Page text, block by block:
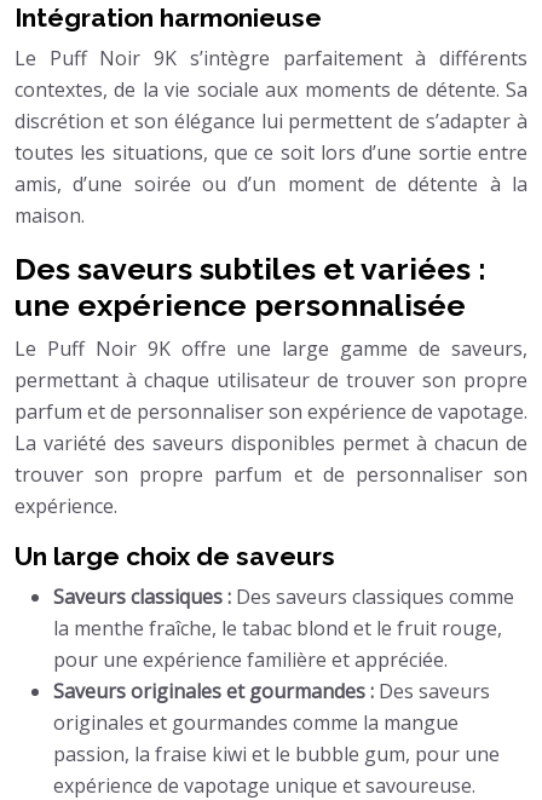
Intégration harmonieuse
Le Puff Noir 9K s’intègre parfaitement à différents
contextes, de la vie sociale aux moments de détente. Sa
discrétion et son élégance lui permettent de s’adapter à
toutes les situations, que ce soit lors d’une sortie entre
amis, d’une soirée ou d’un moment de détente à la
maison.
Des saveurs subtiles et variées :
une expérience personnalisée
Le Puff Noir 9K offre une large gamme de saveurs,
permettant à chaque utilisateur de trouver son propre
parfum et de personnaliser son expérience de vapotage.
La variété des saveurs disponibles permet à chacun de
trouver son propre parfum et de personnaliser son
expérience.
Un large choix de saveurs
Saveurs classiques : Des saveurs classiques comme
la menthe fraîche, le tabac blond et le fruit rouge,
pour une expérience familière et appréciée.
Saveurs originales et gourmandes : Des saveurs
originales et gourmandes comme la mangue
passion, la fraise kiwi et le bubble gum, pour une
expérience de vapotage unique et savoureuse.